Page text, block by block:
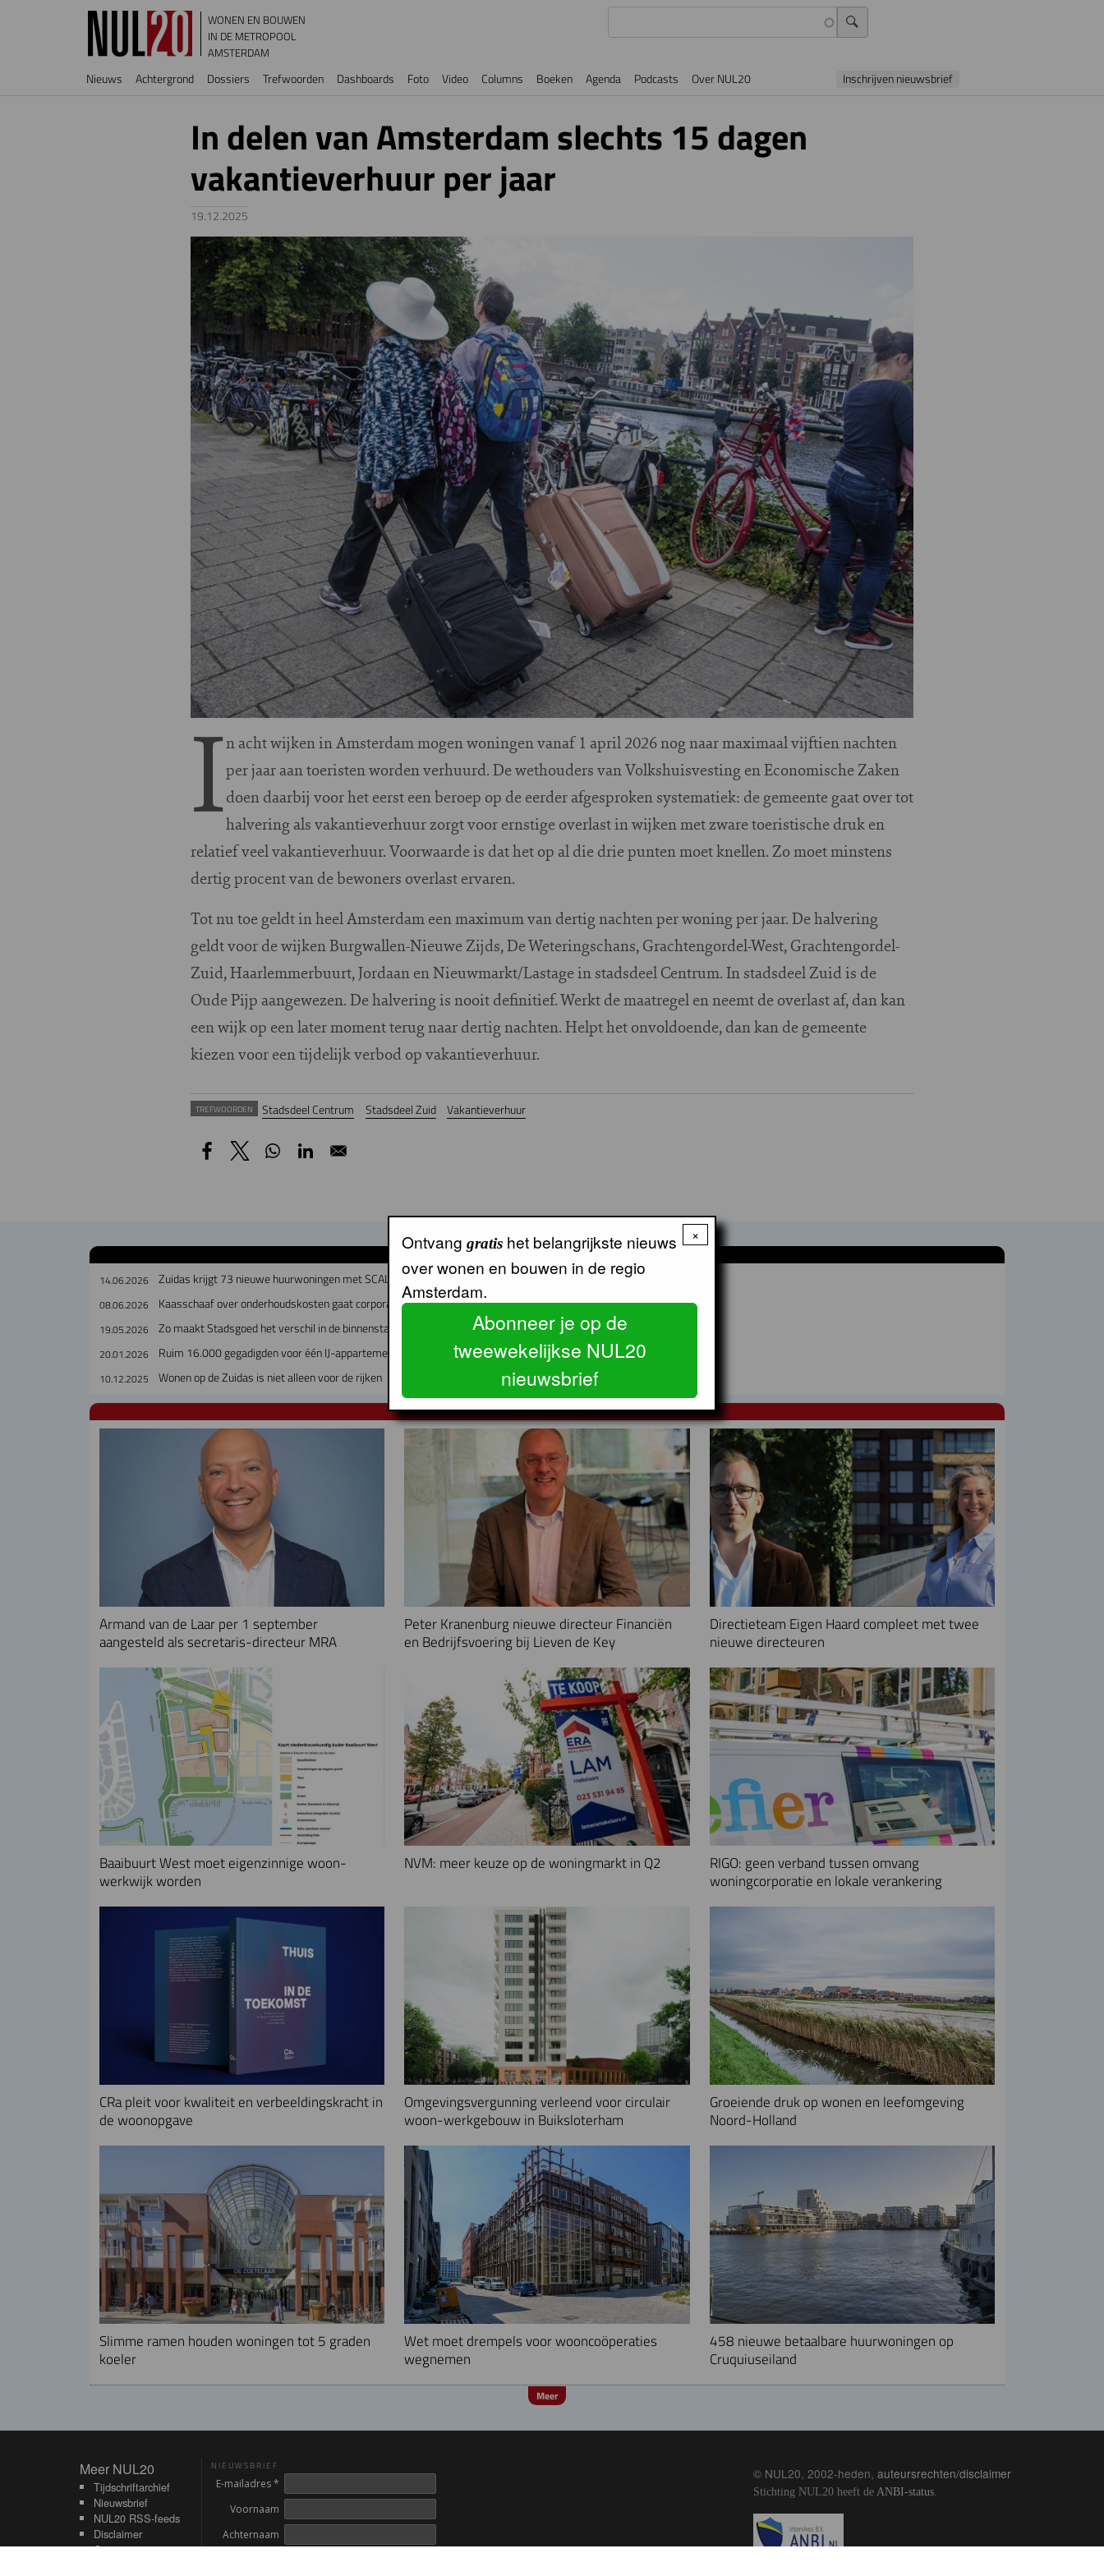
Overslaan en naar de inhoud gaan
WONEN EN BOUWEN
IN DE METROPOOL
AMSTERDAM
Hoofdnavigatie
Nieuws Achtergrond Dossiers Trefwoorden Dashboards Foto Video Columns Boeken Agenda Podcasts Over NUL20 Inschrijven nieuwsbrief
In delen van Amsterdam slechts 15 dagen
vakantieverhuur per jaar
19.12.2025
Image
In acht wijken in Amsterdam mogen woningen vanaf 1 april 2026 nog naar maximaal vijftien nachten
per jaar aan toeristen worden verhuurd. De wethouders van Volkshuisvesting en Economische Zaken
doen daarbij voor het eerst een beroep op de eerder afgesproken systematiek: de gemeente gaat over tot
halvering als vakantieverhuur zorgt voor ernstige overlast in wijken met zware toeristische druk en
relatief veel vakantieverhuur. Voorwaarde is dat het op al die drie punten moet knellen. Zo moet minstens
dertig procent van de bewoners overlast ervaren.
Tot nu toe geldt in heel Amsterdam een maximum van dertig nachten per woning per jaar. De halvering
geldt voor de wijken Burgwallen-Nieuwe Zijds, De Weteringschans, Grachtengordel-West, Grachtengordel-
Zuid, Haarlemmerbuurt, Jordaan en Nieuwmarkt/Lastage in stadsdeel Centrum. In stadsdeel Zuid is de
Oude Pijp aangewezen. De halvering is nooit definitief. Werkt de maatregel en neemt de overlast af, dan kan
een wijk op een later moment terug naar dertig nachten. Helpt het onvoldoende, dan kan de gemeente
kiezen voor een tijdelijk verbod op vakantieverhuur.
TREFWOORDEN Stadsdeel Centrum Stadsdeel Zuid Vakantieverhuur
GERELATEERDE ARTIKELEN
14.06.2026 Zuidas krijgt 73 nieuwe huurwoningen met SCALA
08.06.2026 Kaasschaaf over onderhoudskosten gaat corporaties niet redden
19.05.2026 Zo maakt Stadsgoed het verschil in de binnenstad
20.01.2026 Ruim 16.000 gegadigden voor één IJ-appartement
10.12.2025 Wonen op de Zuidas is niet alleen voor de rijken
NUL20 NIEUWS
Armand van de Laar per 1 september
aangesteld als secretaris-directeur MRA
Peter Kranenburg nieuwe directeur Financiën
en Bedrijfsvoering bij Lieven de Key
Directieteam Eigen Haard compleet met twee
nieuwe directeuren
Baaibuurt West moet eigenzinnige woon-
werkwijk worden
NVM: meer keuze op de woningmarkt in Q2
RIGO: geen verband tussen omvang
woningcorporatie en lokale verankering
CRa pleit voor kwaliteit en verbeeldingskracht in
de woonopgave
Omgevingsvergunning verleend voor circulair
woon-werkgebouw in Buiksloterham
Groeiende druk op wonen en leefomgeving
Noord-Holland
Slimme ramen houden woningen tot 5 graden
koeler
Wet moet drempels voor wooncoöperaties
wegnemen
458 nieuwe betaalbare huurwoningen op
Cruquiuseiland
Meer
Meer NUL20
Meer NUL20
Tijdschriftarchief
Nieuwsbrief
NUL20 RSS-feeds
Disclaimer
Contact
NIEUWSBRIEF
E-mailadres *
Voornaam
Achternaam
© NUL20, 2002-heden, auteursrechten/disclaimer
Stichting NUL20 heeft de ANBI-status.
Image
×
Ontvang gratis het belangrijkste nieuws
over wonen en bouwen in de regio
Amsterdam.
Abonneer je op de
tweewekelijkse NUL20
nieuwsbrief